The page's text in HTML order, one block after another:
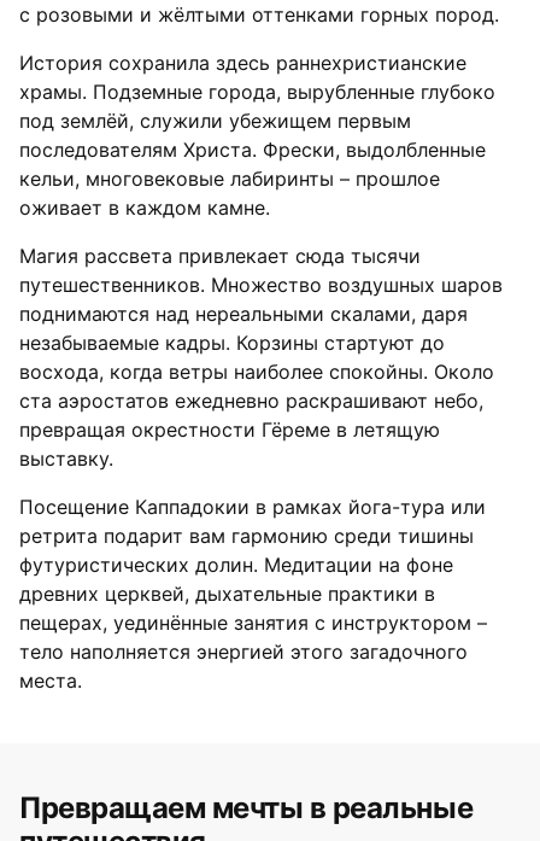
с розовыми и жёлтыми оттенками горных пород.
История сохранила здесь раннехристианские
храмы. Подземные города, вырубленные глубоко
под землёй, служили убежищем первым
последователям Христа. Фрески, выдолбленные
кельи, многовековые лабиринты – прошлое
оживает в каждом камне.
Магия рассвета привлекает сюда тысячи
путешественников. Множество воздушных шаров
поднимаются над нереальными скалами, даря
незабываемые кадры. Корзины стартуют до
восхода, когда ветры наиболее спокойны. Около
ста аэростатов ежедневно раскрашивают небо,
превращая окрестности Гёреме в летящую
выставку.
Посещение Каппадокии в рамках йога-тура или
ретрита подарит вам гармонию среди тишины
футуристических долин. Медитации на фоне
древних церквей, дыхательные практики в
пещерах, уединённые занятия с инструктором –
тело наполняется энергией этого загадочного
места.
Превращаем мечты в реальные